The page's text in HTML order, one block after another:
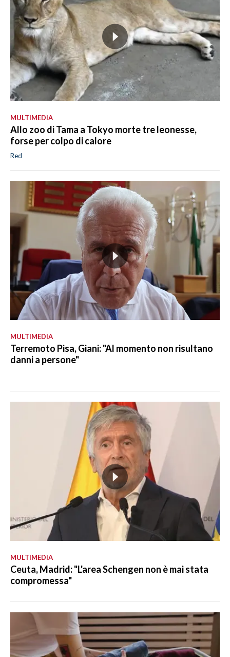
MULTIMEDIA
Allo zoo di Tama a Tokyo morte tre leonesse,
forse per colpo di calore
Red
MULTIMEDIA
Terremoto Pisa, Giani: "Al momento non risultano
danni a persone"
MULTIMEDIA
Ceuta, Madrid: "L'area Schengen non è mai stata
compromessa"